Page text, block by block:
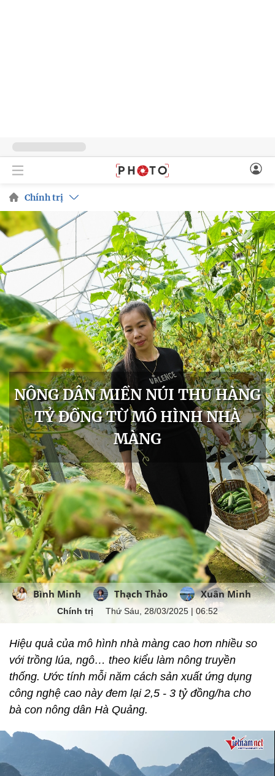
Chính trị
NÔNG DÂN MIỀN NÚI THU HÀNG
TỶ ĐỒNG TỪ MÔ HÌNH NHÀ
MÀNG
Bình Minh Thạch Thảo Xuân Minh
Chính trị Thứ Sáu, 28/03/2025 | 06:52
Hiệu quả của mô hình nhà màng cao hơn nhiều so
với trồng lúa, ngô… theo kiểu làm nông truyền
thống. Ước tính mỗi năm cách sản xuất ứng dụng
công nghệ cao này đem lại 2,5 - 3 tỷ đồng/ha cho
bà con nông dân Hà Quảng.